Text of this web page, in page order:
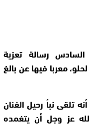
رسالة تعزية
معربا فيها عن بالغ
تلقى نبأ رحيل الفنان
عز وجل أن يتغمده